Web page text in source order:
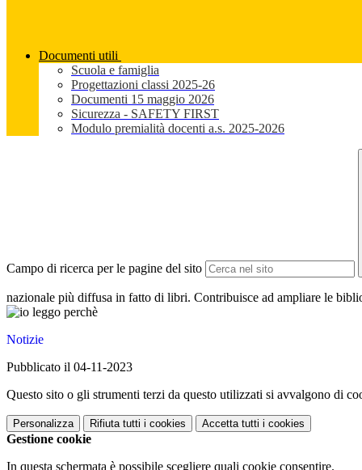
Documenti utili
Scuola e famiglia
Progettazioni classi 2025-26
Documenti 15 maggio 2026
Sicurezza - SAFETY FIRST
Modulo premialità docenti a.s. 2025-2026
Campo di ricerca per le pagine del sito
nazionale più diffusa in fatto di libri. Contribuisce ad ampliare le
Notizie
Pubblicato il 04-11-2023
Questo sito o gli strumenti terzi da questo utilizzati si avvalgono di
Personalizza Rifiuta tutti i cookies Accetta tutti i cookies
Gestione cookie
In questa schermata è possibile scegliere quali cookie consentire.